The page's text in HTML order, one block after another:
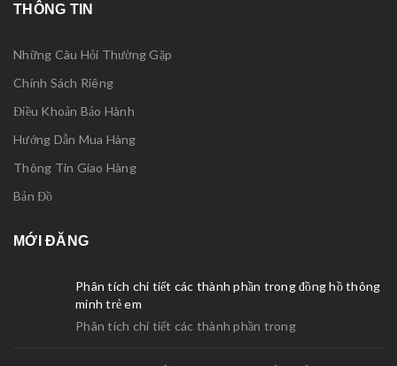
THÔNG TIN
Những Câu Hỏi Thường Gặp
Chính Sách Riêng
Điều Khoản Bảo Hành
Hướng Dẫn Mua Hàng
Thông Tin Giao Hàng
Bản Đồ
MỚI ĐĂNG
Phân tích chi tiết các thành phần trong đồng hồ thông
minh trẻ em
Phân tích chi tiết các thành phần trong